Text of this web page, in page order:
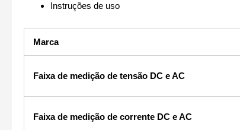
Instruções de uso
Marca
Faixa de medição de tensão DC e AC
Faixa de medição de corrente DC e AC